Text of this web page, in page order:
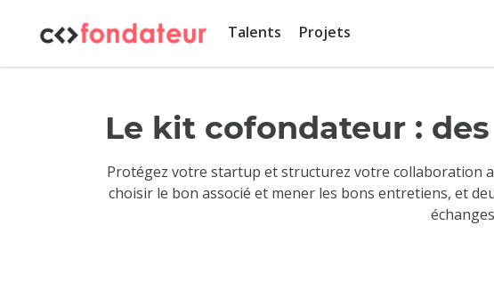
Talents Projets
Le kit cofondateur :
Protégez votre startup et structurez votre collaboration
choisir le bon associé et mener les bons entretiens, et